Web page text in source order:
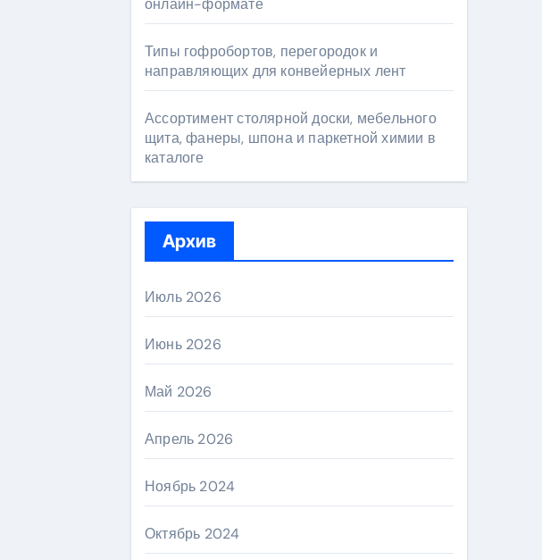
онлайн-формате
Типы гофробортов, перегородок и
направляющих для конвейерных лент
Ассортимент столярной доски, мебельного
щита, фанеры, шпона и паркетной химии в
каталоге
Архив
Июль 2026
Июнь 2026
Май 2026
Апрель 2026
Ноябрь 2024
Октябрь 2024